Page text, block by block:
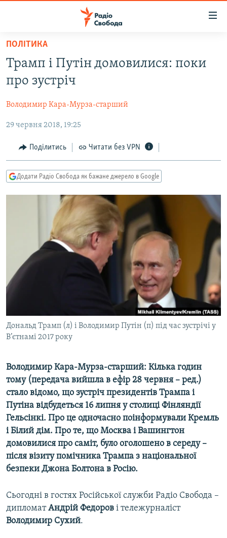
Перейти
основного
матеріалу
Перейти
до
навігації
Перейти
пошуку
ВСЕ ЗА ДОБУ
СТАТТІ
ПОЛІТИКА
ЕКОНОМІКА
СУСПІЛЬСТВО
СПОРТ
ВІЙНА
РОСІЙСЬКА «ФІЛЬТРАЦІЯ»
ДОНБАС.РЕАЛІЇ
КРИМ.РЕАЛІЇ
ТИ ЯК?
КИТАЙ.ВИКЛИКИ
МУЛЬТИМЕДІА
ФОТО
СПЕЦПРОЄКТИ
РУС
КТАТ
ДОЛУЧАЙСЯ!
Усі сайти RFE/RL
ПОЛІТИКА
Трамп і Путін домовилися: поки
про зустріч
Володимир Кара-Мурза-старший
29 червня 2018, 19:25
Поділитись Читати без VPN
Додати Радіо Свобода як бажане джерело в Google
Дональд Трамп (л) і Володимир Путін (п) під час зустрічі у
В’єтнамі 2017 року
Володимир Кара-Мурза-старший: Кілька годин
тому (передача вийшла в ефір 28 червня – ред.)
стало відомо, що зустріч президентів Трампа і
Путіна відбудеться 16 липня у столиці Фінляндії
Гельсінкі. Про це одночасно поінформували Кремль
і Білий дім. Про те, що Москва і Вашингтон
домовилися про саміт, було оголошено в середу –
після візиту помічника Трампа з національної
безпеки Джона Болтона в Росію.
Сьогодні в гостях Російської служби Радіо Свобода –
дипломатАндрій Федоров і тележурналіст
Володимир Сухий.